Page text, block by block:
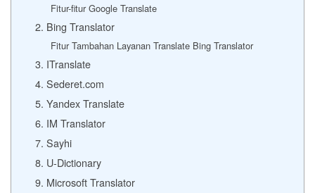
Fitur-fitur Google Translate
2. Bing Translator
Fitur Tambahan Layanan Translate Bing Translator
3. ITranslate
4. Sederet.com
5. Yandex Translate
6. IM Translator
7. Sayhi
8. U-Dictionary
9. Microsoft Translator